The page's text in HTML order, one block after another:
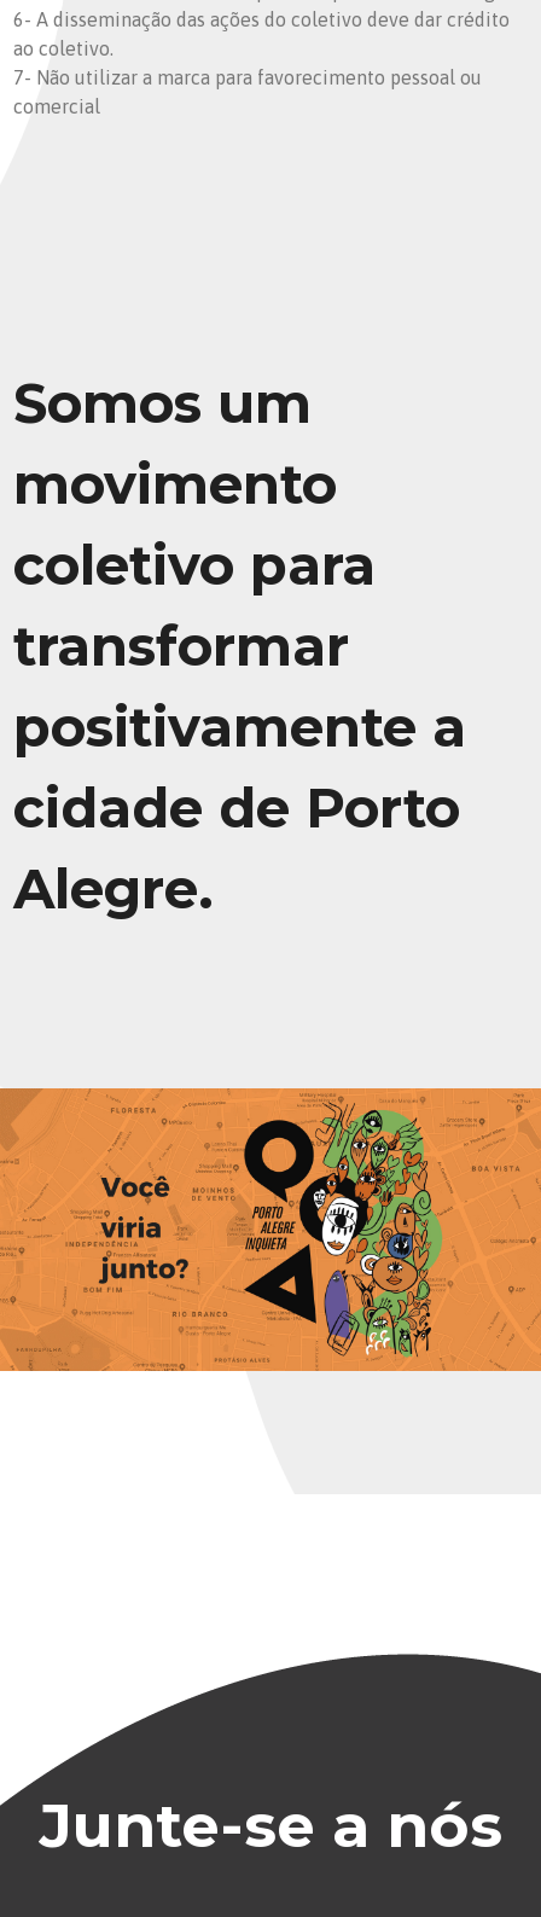
6- A disseminação das ações do coletivo deve dar crédito
ao coletivo.
7- Não utilizar a marca para favorecimento pessoal ou
comercial
Somos um
movimento
coletivo para
transformar
positivamente a
cidade de Porto
Alegre.
Junte-se a nós